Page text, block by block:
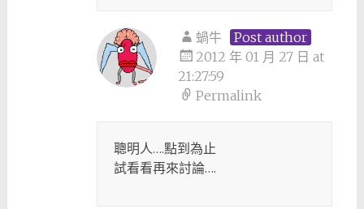
蝸牛
Post author
2012 年 01 月 27 日 at
21:27:59
Permalink
聰明人….點到為止
試看看再來討論….